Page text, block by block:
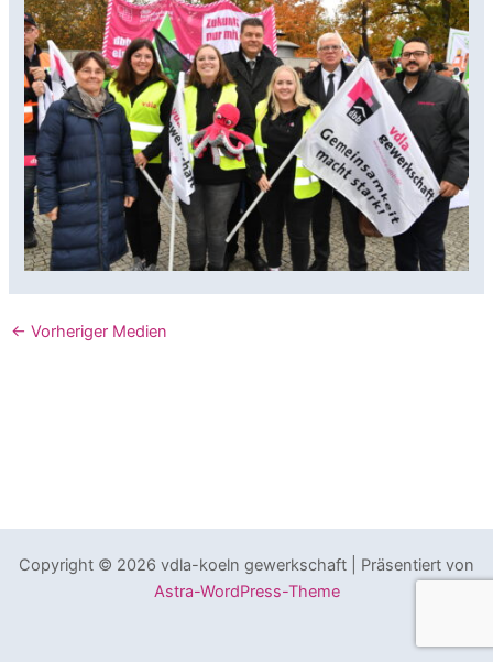
← Vorheriger Medien
Copyright © 2026 vdla-koeln gewerkschaft | Präsentiert von
Astra-WordPress-Theme